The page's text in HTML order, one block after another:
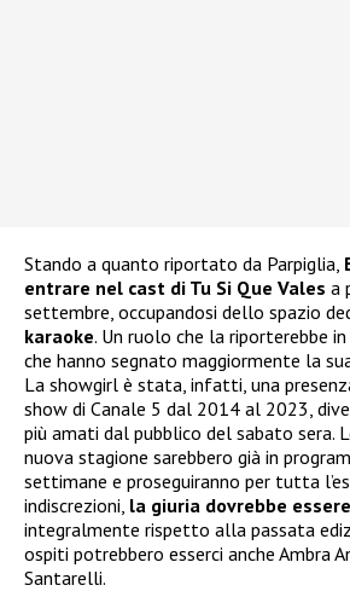
Stando a quanto riportato da Parpiglia,
entrare nel cast di Tu Si Que Vales a
settembre, occupandosi dello spazio
karaoke. Un ruolo che la riporterebbe
che hanno segnato maggiormente la
La showgirl è stata, infatti, una
show di Canale 5 dal 2014 al 2023,
più amati dal pubblico del sabato sera.
nuova stagione sarebbero già in
settimane e proseguiranno per tutta
indiscrezioni, la giuria dovrebbe
integralmente rispetto alla passata
ospiti potrebbero esserci anche Ambra
Santarelli.